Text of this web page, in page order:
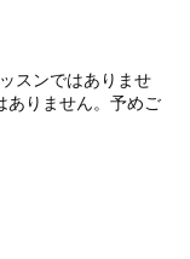
スンではありませ
ありません。予めご